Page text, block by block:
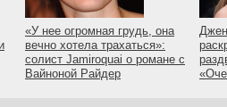
«У нее огромная грудь, она
вечно хотела трахаться»:
солист Jamiroquai о романе с
Вайноной Райдер